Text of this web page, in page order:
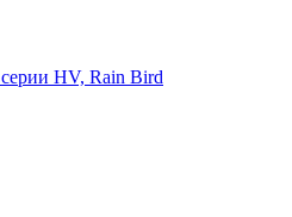
HV, Rain Bird